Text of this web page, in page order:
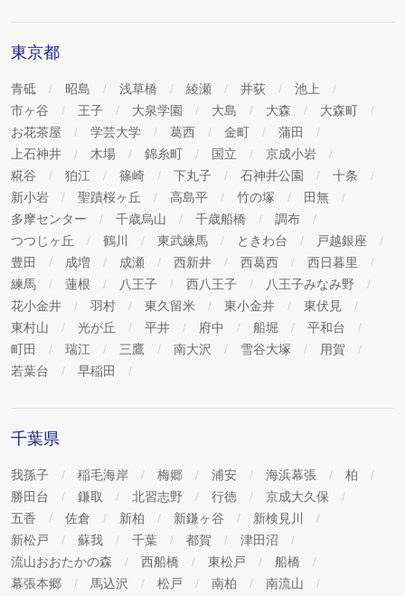
東京都
青砥 昭島 浅草橋 綾瀬 井荻
池上
市ヶ谷
王子 大泉学園 大島 大森
大森町
お花茶屋
学芸大学 葛西 金町
蒲田
上石神井
木場 錦糸町 国立
京成小岩
糀谷
狛江 篠崎 下丸子 石神井公園
十条
新小岩
聖蹟桜ヶ丘 高島平 竹の塚
田無
多摩センター
千歳烏山 千歳船橋
調布
つつじヶ丘
鶴川 東武練馬 ときわ台
戸越銀座
豊田
成増 成瀬 西新井 西葛西
西日暮里
練馬
蓮根 八王子 西八王子
八王子みなみ野
花小金井
羽村 東久留米 東小金井
東伏見
東村山
光が丘 平井 府中 船堀
平和台
町田
瑞江 三鷹 南大沢 雪谷大塚
用賀
若葉台
早稲田
千葉県
我孫子 稲毛海岸 梅郷 浦安 海浜幕張
柏
勝田台
鎌取 北習志野 行徳
京成大久保
五香
佐倉 新柏 新鎌ヶ谷
新検見川
新松戸
蘇我 千葉 都賀
津田沼
流山おおたかの森
西船橋 東松戸
船橋
幕張本郷
馬込沢 松戸 南柏
南流山